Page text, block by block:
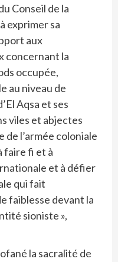
Conseil de la
exprimer sa
aux
concernant la
occupée,
au niveau de
Aqsa et ses
viles et abjectes
de l’armée coloniale
faire fi et à
et à défier
qui fait
faiblesse devant la
sioniste »,
la sacralité de